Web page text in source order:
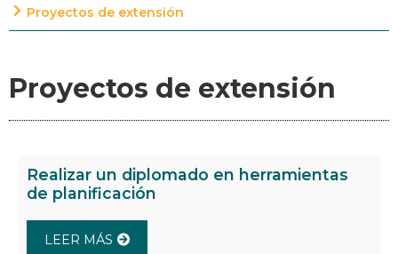
Proyectos de extensión
Proyectos de extensión
Realizar un diplomado en herramientas
de planificación
LEER MÁS